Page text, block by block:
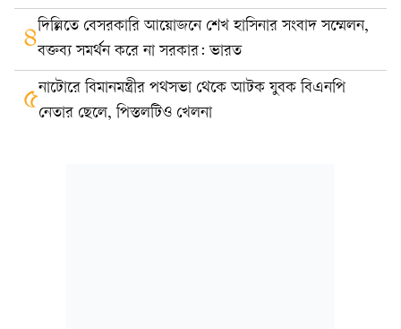
৪দিল্লিতে বেসরকারি আয়োজনে শেখ হাসিনার সংবাদ সম্মেলন,
বক্তব্য সমর্থন করে না সরকার: ভারত
৫নাটোরে বিমানমন্ত্রীর পথসভা থেকে আটক যুবক বিএনপি
নেতার ছেলে, পিস্তলটিও খেলনা